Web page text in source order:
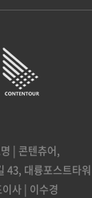
| 콘텐츄어,
43, 대륭포스트타
이사 | 이수경